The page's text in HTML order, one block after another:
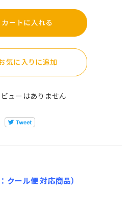
ビューはありません
クール便 対応商品）